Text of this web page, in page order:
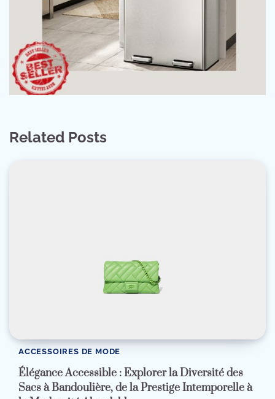
Related Posts
ACCESSOIRES DE MODE
Élégance Accessible : Explorer la Diversité des
Sacs à Bandoulière, de la Prestige Intemporelle à